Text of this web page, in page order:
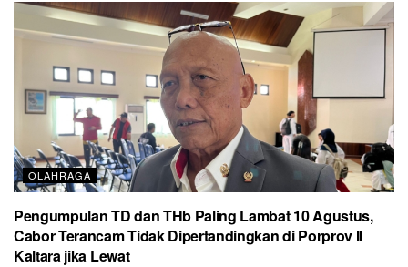
OLAHRAGA
Pengumpulan TD dan THb Paling Lambat 10 Agustus,
Cabor Terancam Tidak Dipertandingkan di Porprov II
Kaltara jika Lewat